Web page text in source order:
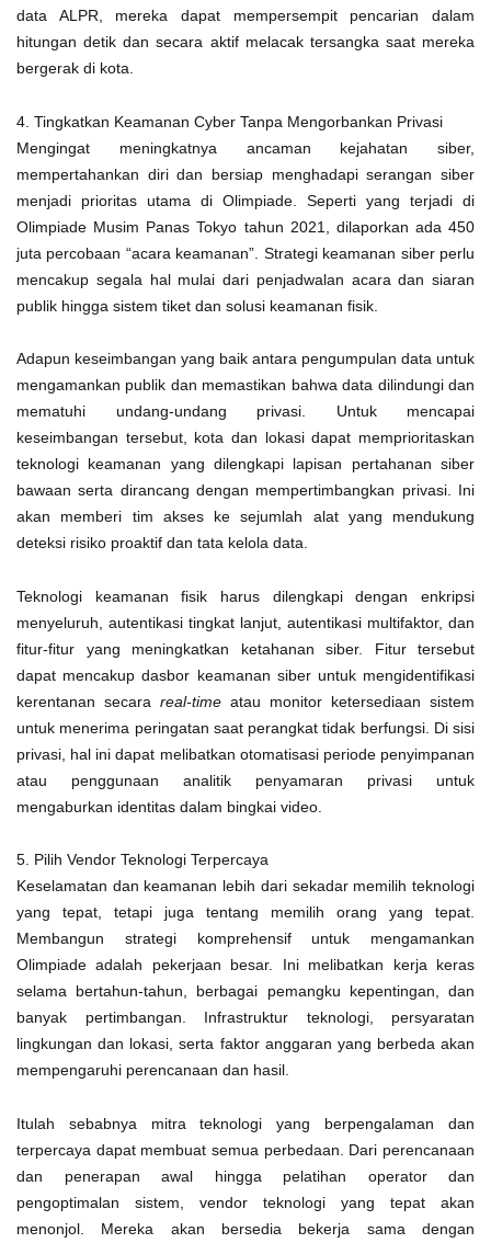
data ALPR, mereka dapat mempersempit pencarian dalam
hitungan detik dan secara aktif melacak tersangka saat mereka
bergerak di kota.
4. Tingkatkan Keamanan Cyber Tanpa Mengorbankan Privasi
Mengingat meningkatnya ancaman kejahatan siber,
mempertahankan diri dan bersiap menghadapi serangan siber
menjadi prioritas utama di Olimpiade. Seperti yang terjadi di
Olimpiade Musim Panas Tokyo tahun 2021, dilaporkan ada 450
juta percobaan “acara keamanan”. Strategi keamanan siber perlu
mencakup segala hal mulai dari penjadwalan acara dan siaran
publik hingga sistem tiket dan solusi keamanan fisik.
Adapun keseimbangan yang baik antara pengumpulan data untuk
mengamankan publik dan memastikan bahwa data dilindungi dan
mematuhi undang-undang privasi. Untuk mencapai
keseimbangan tersebut, kota dan lokasi dapat memprioritaskan
teknologi keamanan yang dilengkapi lapisan pertahanan siber
bawaan serta dirancang dengan mempertimbangkan privasi. Ini
akan memberi tim akses ke sejumlah alat yang mendukung
deteksi risiko proaktif dan tata kelola data.
Teknologi keamanan fisik harus dilengkapi dengan enkripsi
menyeluruh, autentikasi tingkat lanjut, autentikasi multifaktor, dan
fitur-fitur yang meningkatkan ketahanan siber. Fitur tersebut
dapat mencakup dasbor keamanan siber untuk mengidentifikasi
kerentanan secara real-time atau monitor ketersediaan sistem
untuk menerima peringatan saat perangkat tidak berfungsi. Di sisi
privasi, hal ini dapat melibatkan otomatisasi periode penyimpanan
atau penggunaan analitik penyamaran privasi untuk
mengaburkan identitas dalam bingkai video.
5. Pilih Vendor Teknologi Terpercaya
Keselamatan dan keamanan lebih dari sekadar memilih teknologi
yang tepat, tetapi juga tentang memilih orang yang tepat.
Membangun strategi komprehensif untuk mengamankan
Olimpiade adalah pekerjaan besar. Ini melibatkan kerja keras
selama bertahun-tahun, berbagai pemangku kepentingan, dan
banyak pertimbangan. Infrastruktur teknologi, persyaratan
lingkungan dan lokasi, serta faktor anggaran yang berbeda akan
mempengaruhi perencanaan dan hasil.
Itulah sebabnya mitra teknologi yang berpengalaman dan
terpercaya dapat membuat semua perbedaan. Dari perencanaan
dan penerapan awal hingga pelatihan operator dan
pengoptimalan sistem, vendor teknologi yang tepat akan
menonjol. Mereka akan bersedia bekerja sama dengan